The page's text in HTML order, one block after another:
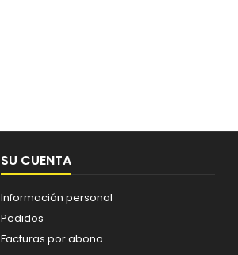
SU CUENTA
Información personal
Pedidos
Facturas por abono